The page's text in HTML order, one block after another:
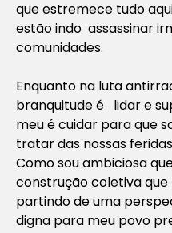
que estremece tudo
estão indo assassinar
comunidades.
Enquanto na luta
branquitude é lidar e
meu é cuidar para que
tratar das nossas
Como sou ambiciosa
construção coletiva
partindo de uma
digna para meu povo